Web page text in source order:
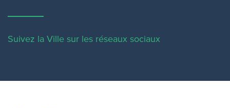
Suivez la Ville sur les réseaux sociaux